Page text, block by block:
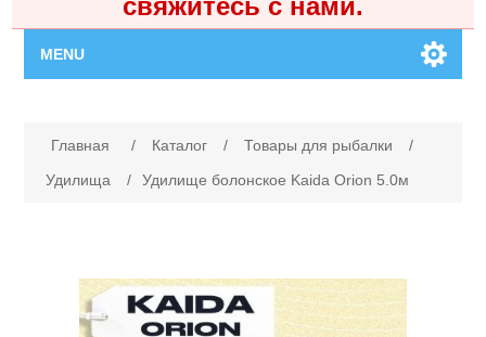
свяжитесь с нами.
MENU
Каталог
Личный кабинет
Главная / Каталог / Товары для рыбалки
/
Удилища
/ Удилище болонское Kaida Orion 5.0м